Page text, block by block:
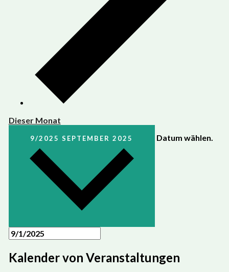
Dieser Monat
9/2025SEPTEMBER 2025 Datum wählen.
Kalender von Veranstaltungen